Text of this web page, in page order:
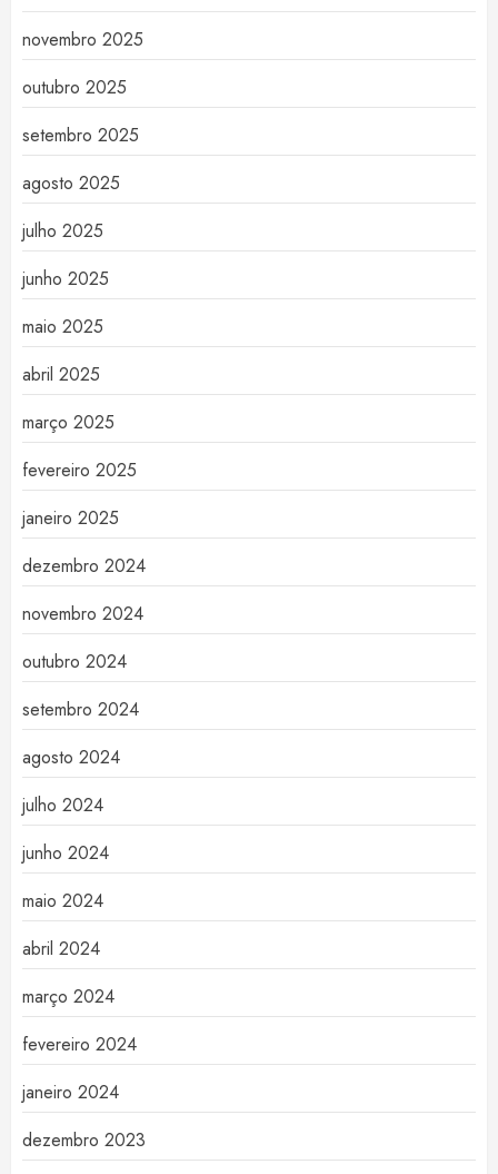
novembro 2025
outubro 2025
setembro 2025
agosto 2025
julho 2025
junho 2025
maio 2025
abril 2025
março 2025
fevereiro 2025
janeiro 2025
dezembro 2024
novembro 2024
outubro 2024
setembro 2024
agosto 2024
julho 2024
junho 2024
maio 2024
abril 2024
março 2024
fevereiro 2024
janeiro 2024
dezembro 2023